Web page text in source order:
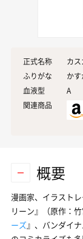
正式名称
カ
ふりがな
か
血液型
A
関連商品
概要
漫画家、イラスト
リーン』（原作：
ーズ』、バンダイ